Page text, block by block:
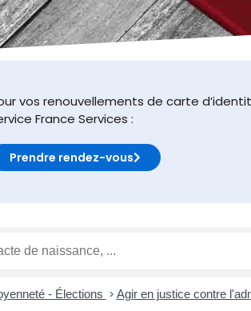
vos renouvellements de carte
France Services :
Prendre rendez-vous
- Élections > Agir en justice contre